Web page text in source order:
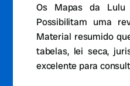
Os Mapas da Lulu
Possibilitam uma
Material resumido
tabelas, lei seca,
excelente para